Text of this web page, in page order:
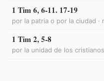
1 Tim 6, 6-11. 17-19
por la patria o por la ciudad ·
1 Tim 2, 5-8
por la unidad de los